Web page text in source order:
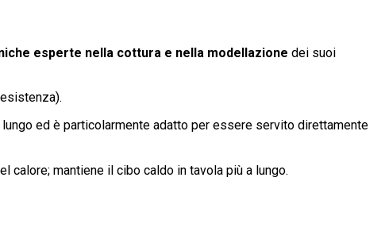
esperte nella cottura e nella modellazione dei suoi
ed è particolarmente adatto per essere servito direttamente
mantiene il cibo caldo in tavola più a lungo.